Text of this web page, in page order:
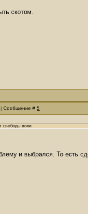
скотом.
| Сообщение # 5
свободы воли.
и выбрался. То есть